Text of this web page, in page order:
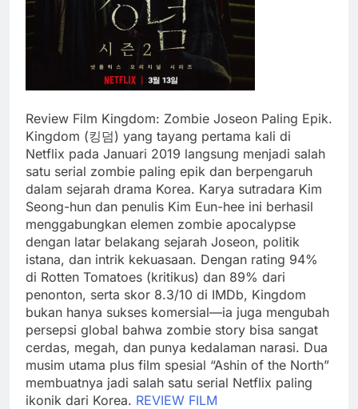
Review Film Kingdom: Zombie Joseon Paling Epik.
Kingdom (킹덤) yang tayang pertama kali di
Netflix pada Januari 2019 langsung menjadi salah
satu serial zombie paling epik dan berpengaruh
dalam sejarah drama Korea. Karya sutradara Kim
Seong-hun dan penulis Kim Eun-hee ini berhasil
menggabungkan elemen zombie apocalypse
dengan latar belakang sejarah Joseon, politik
istana, dan intrik kekuasaan. Dengan rating 94%
di Rotten Tomatoes (kritikus) dan 89% dari
penonton, serta skor 8.3/10 di IMDb, Kingdom
bukan hanya sukses komersial—ia juga mengubah
persepsi global bahwa zombie story bisa sangat
cerdas, megah, dan punya kedalaman narasi. Dua
musim utama plus film spesial “Ashin of the North”
membuatnya jadi salah satu serial Netflix paling
ikonik dari Korea. REVIEW FILM